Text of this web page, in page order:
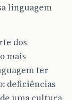
linguagem
dos
mais
ter
deficiências